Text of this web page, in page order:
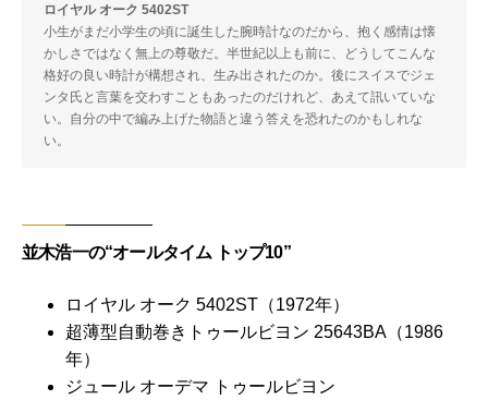
ロイヤル オーク 5402ST
小生がまだ小学生の頃に誕生した腕時計なのだから、抱く感情は懐
かしさではなく無上の尊敬だ。半世紀以上も前に、どうしてこんな
格好の良い時計が構想され、生み出されたのか。後にスイスでジェ
ンタ氏と言葉を交わすこともあったのだけれど、あえて訊いていな
い。自分の中で編み上げた物語と違う答えを恐れたのかもしれな
い。
並木浩一の“オールタイム トップ10”
ロイヤル オーク 5402ST（1972年）
超薄型自動巻きトゥールビヨン 25643BA（1986
年）
ジュール オーデマ トゥールビヨン